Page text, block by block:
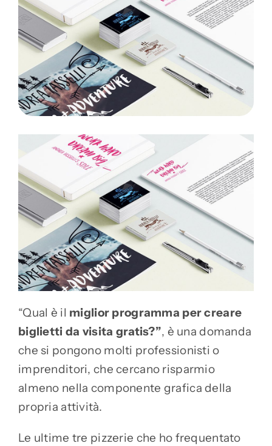
“Qual è il miglior programma per creare
biglietti da visita gratis?”, è una domanda
che si pongono molti professionisti o
imprenditori, che cercano risparmio
almeno nella componente grafica della
propria attività.
Le ultime tre pizzerie che ho frequentato